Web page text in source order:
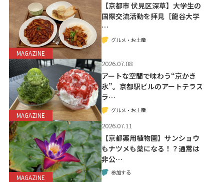
MAGAZINE
【京都市 伏見区深草】大学生の
国際交流活動を拝見［龍谷大学
…
グルメ・お土産
MAGAZINE
2026.07.08
アートな空間で味わう“京かき
氷”。京都駅ビルのアートテラス
ラ…
グルメ・お土産
MAGAZINE
2026.07.11
【京都薬用植物園】サンショウ
もナツメも薬になる！？通常は
非公…
参加する